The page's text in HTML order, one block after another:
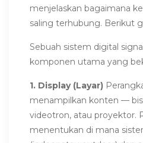
menjelaskan bagaimana
saling terhubung. Berikut
Sebuah sistem digital
komponen utama yang
1. Display (Layar)
menampilkan konten —
videotron, atau proyektor.
menentukan di mana